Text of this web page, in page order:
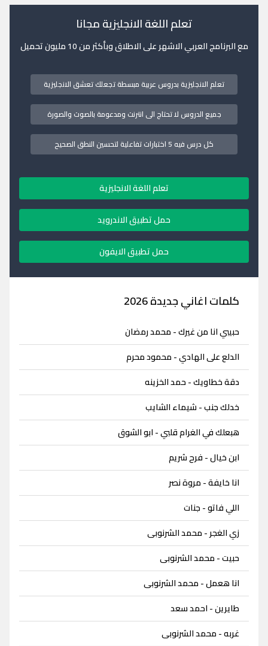
تعلم اللغة الانجليزية مجانا
مع البرنامج العربي الاشهر على الاطلاق وبأكثر من 10 مليون تحميل
تعلم الانجليزية بدروس عربية مبسطة تجعلك تعشق الانجليزية
جميع الدروس لا تحتاج الى انترنت ومدعومة بالصوت والصورة
كل درس فيه 5 اختبارات تفاعلية لتحسين النطق الصحيح
تعلم اللغة الانجليزية
حمل تطبيق الاندرويد
حمل تطبيق الايفون
كلمات اغاني جديدة 2026
حبيبي انا من غيرك - محمد رمضان
الدلع على الهادي - محمود محرم
دقة خطاويك - حمد الخزينه
خدلك جنب - شيماء الشايب
هبعلك في الغرام قلبي - ابو الشوق
ابن خيال - فرح شريم
انا خايفة - مروة نصر
اللي فاتو - جنات
زي الغجر - محمد الشرنوبى
حبيت - محمد الشرنوبى
انا هعمل - محمد الشرنوبى
طايرين - احمد سعد
غربه - محمد الشرنوبى